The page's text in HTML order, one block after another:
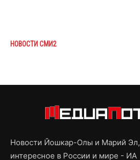
НОВОСТИ СМИ2
Новости Йошкар-Олы и Марий Эл,
интересное в России и мире - ИА